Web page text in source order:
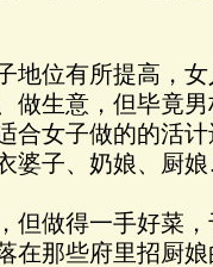
地位有所提高，
做生意，但毕竟
合女子做的的活
婆子、奶娘、厨
但做得一手好菜
在那些府里招厨娘